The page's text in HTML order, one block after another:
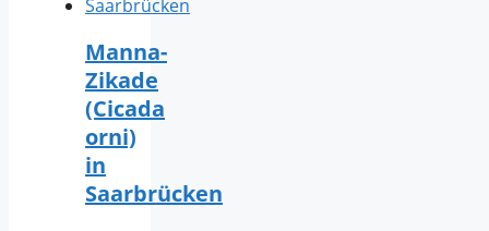
Manna-
Zikade
(Cicada
orni)
in
Saarbrücken